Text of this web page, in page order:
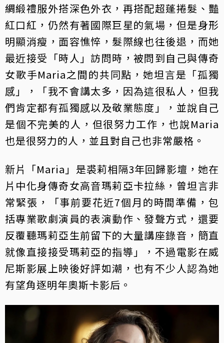
綢緞禮服外搭深色外衣，再搭配超蓬捲髮、豔
紅口紅，仍然有著國際巨星的氣場，但是身形
明顯消瘦，面容憔悴，髮際線也往後退，而她
最近接受「時人」訪問時，被問到自己與傳奇
女歌手Maria之間的共同點，她坦言是「孤獨
感」，「我不會講太多，因為這很私人，但我
們肯定都有孤獨感以及敬業態度」，並說自己
是個不完美的人，但很努力工作，也說Maria
也是很努力的人，並且對自己也非常嚴格。
新片「Maria」是裘莉相隔3年回歸影壇，她在
片中化身傳奇女高音瑪莉亞卡拉絲，曾坦言非
常緊張，「事前要花近7個月的時間準備，包
括專業歌劇演員的表演動作、發聲方式，還要
反覆聽瑪莉亞生前留下的大量講座錄音，簡直
就像直接接受瑪莉亞的指導」，不過電影在威
尼斯影展上映後好評如潮，也有不少人認為她
有望角逐明年奧斯卡影后。